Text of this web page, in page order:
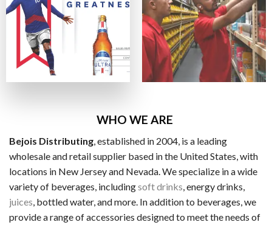
WHO WE ARE
Bejois Distributing , established in 2004, is a leading
wholesale and retail supplier based in the United States, with
locations in New Jersey and Nevada. We specialize in a wide
variety of beverages, includingsoft drinks , energy drinks,
juices , bottled water, and more. In addition to beverages, we
provide a range of accessories designed to meet the needs of
クレジットは最も手軽なデポジット手段の一つの方法です
主な入出金方法：
ビザカード / MasterCard / JCB
ビットコイン・Ethereum（仮想通貨）
一般的な電子決済手段：
EcoPayz
Neteller
アイウォレット